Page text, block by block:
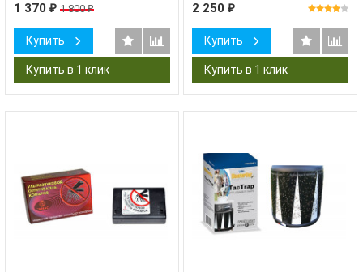
1 370 ₽ 1 800₽
Купить
2 250 ₽
Купить